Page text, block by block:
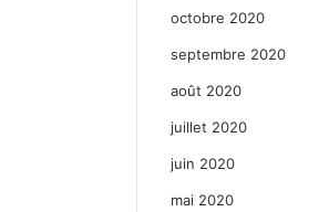
octobre 2020
septembre 2020
août 2020
juillet 2020
juin 2020
mai 2020